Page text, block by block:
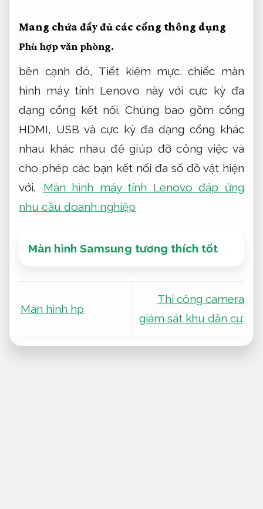
Mang chứa đầy đủ các cổng thông dụng
Phù hợp văn phòng.
bên cạnh đó, Tiết kiệm mực. chiếc màn
hình máy tính Lenovo này với cực kỳ đa
dạng cổng kết nối. Chúng bao gồm cổng
HDMI, USB và cực kỳ đa dạng cổng khác
nhau khác nhau để giúp đỡ công việc và
cho phép các bạn kết nối đa số đồ vật hiện
với.
Màn hình máy tính Lenovo đáp ứng
nhu cầu doanh nghiệp
Màn hình Samsung tương thích tốt
Màn hình hp
Thi công camera
giám sát khu dân cư